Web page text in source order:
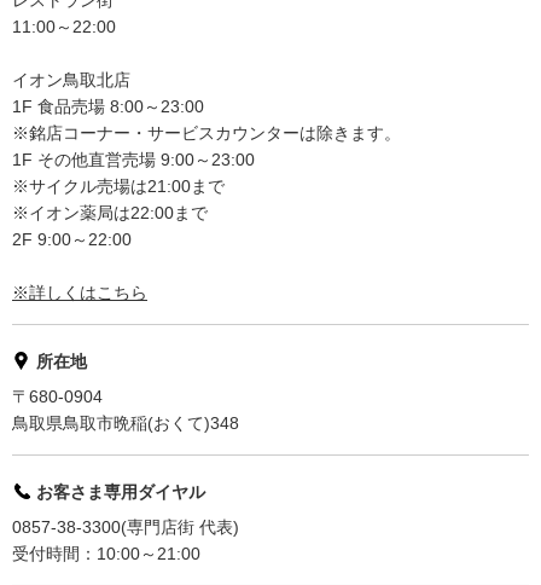
11:00～22:00
イオン鳥取北店
1F 食品売場 8:00～23:00
※銘店コーナー・サービスカウンターは除きます。
1F その他直営売場 9:00～23:00
※サイクル売場は21:00まで
※イオン薬局は22:00まで
2F 9:00～22:00
※詳しくはこちら
所在地
〒680-0904
鳥取県鳥取市晩稲(おくて)348
お客さま専用ダイヤル
0857-38-3300(専門店街 代表)
受付時間：10:00～21:00